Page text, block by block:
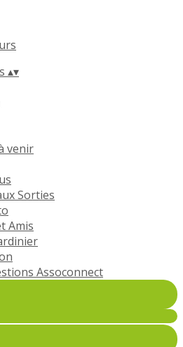
▴▾
venir
Sorties
Amis
Assoconnect